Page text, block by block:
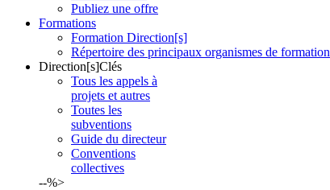
Publiez une offre
Formations
Formation Direction[s]
Répertoire des principaux organismes de formation
Direction[s]Clés
Tous les appels à
projets et autres
Toutes les
subventions
Guide du directeur
Conventions
collectives
--%>